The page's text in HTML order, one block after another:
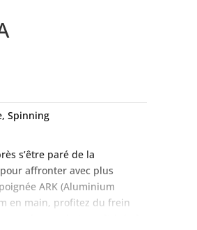
, Spinning
s’être paré de la
affronter avec plus
ARK (Aluminium
en main, profitez du frein